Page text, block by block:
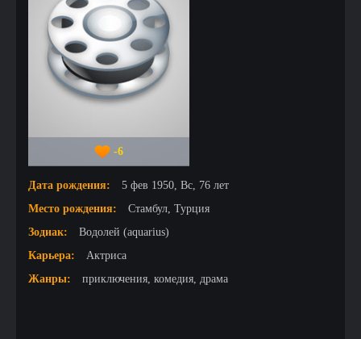
-6
Дата рождения:
5 фев 1950, Вс, 76 лет
Место рождения:
Стамбул, Турция
Зодиак:
Водолей (aquarius)
Карьера:
Актриса
Жанры:
приключения, комедия, драма